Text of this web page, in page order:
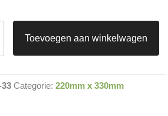
Toevoegen aan winkelwagen
Categorie: 220mm x 330mm